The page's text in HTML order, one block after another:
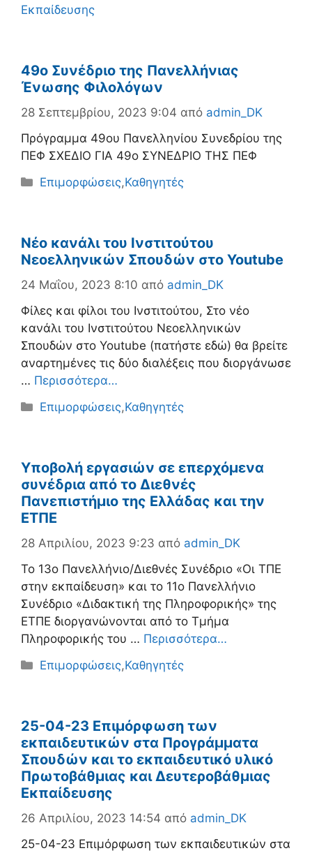
Εκπαίδευσης
49o Συνέδριο της Πανελλήνιας
Ένωσης Φιλολόγων
28 Σεπτεμβρίου, 2023 9:04 από admin_DK
Πρόγραμμα 49ου Πανελληνίου Συνεδρίου της
ΠΕΦ ΣΧΕΔΙΟ ΓΙΑ 49o ΣΥΝΕΔΡΙΟ ΤΗΣ ΠΕΦ
Κατηγορίες
Επιμορφώσεις,Καθηγητές
Νέο κανάλι του Ινστιτούτου
Νεοελληνικών Σπουδών στο Youtube
24 Μαΐου, 2023 8:10 από admin_DK
Φίλες και φίλοι του Ινστιτούτου, Στο νέο
κανάλι του Ινστιτούτου Νεοελληνικών
Σπουδών στο Youtube (πατήστε εδώ) θα βρείτε
αναρτημένες τις δύο διαλέξεις που διοργάνωσε
… Περισσότερα…
Κατηγορίες
Επιμορφώσεις,Καθηγητές
Υποβολή εργασιών σε επερχόμενα
συνέδρια από το Διεθνές
Πανεπιστήμιο της Ελλάδας και την
ΕΤΠΕ
28 Απριλίου, 2023 9:23 από admin_DK
Το 13ο Πανελλήνιο/Διεθνές Συνέδριο «Οι ΤΠΕ
στην εκπαίδευση» και το 11ο Πανελλήνιο
Συνέδριο «Διδακτική της Πληροφορικής» της
ΕΤΠΕ διοργανώνονται από το Τμήμα
Πληροφορικής του … Περισσότερα…
Κατηγορίες
Επιμορφώσεις,Καθηγητές
25-04-23 Επιμόρφωση των
εκπαιδευτικών στα Προγράμματα
Σπουδών και το εκπαιδευτικό υλικό
Πρωτοβάθμιας και Δευτεροβάθμιας
Εκπαίδευσης
26 Απριλίου, 2023 14:54 από admin_DK
25-04-23 Επιμόρφωση των εκπαιδευτικών στα